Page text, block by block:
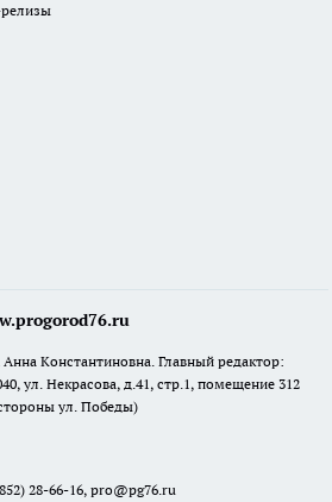
Константиновна. Главный редактор:
ул. Некрасова, д.41, стр.1, помещение 312
ул. Победы)
28-66-16, pro@pg76.ru